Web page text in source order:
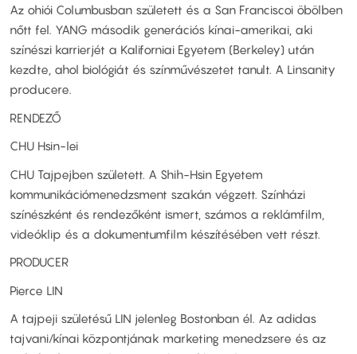
Az ohiói Columbusban született és a San Franciscoi öbölben
nőtt fel. YANG második generációs kínai-amerikai, aki
színészi karrierjét a Kaliforniai Egyetem (Berkeley) után
kezdte, ahol biológiát és színművészetet tanult. A Linsanity
producere.
RENDEZŐ
CHU Hsin-lei
CHU Tajpejben született. A Shih-Hsin Egyetem
kommunikációmenedzsment szakán végzett. Színházi
színészként és rendezőként ismert, számos a reklámfilm,
videóklip és a dokumentumfilm készítésében vett részt.
PRODUCER
Pierce LIN
A tajpeji születésű LIN jelenleg Bostonban él. Az adidas
tajvani/kínai központjának marketing menedzsere és az